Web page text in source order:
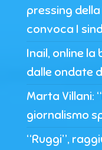
pressing della
convoca I
Inail, online
dalle ondate
Marta Villani:
giornalismo
“Ruggi”,